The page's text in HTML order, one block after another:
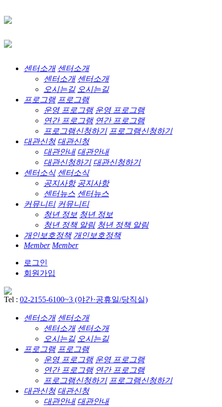
센터소개 센터소개
센터소개 센터소개
오시는길 오시는길
프로그램 프로그램
운영 프로그램 운영 프로그램
연간 프로그램 연간 프로그램
프로그램신청하기 프로그램신청하기
대관신청 대관신청
대관안내 대관안내
대관신청하기 대관신청하기
센터소식 센터소식
공지사항 공지사항
센터뉴스 센터뉴스
커뮤니티 커뮤니티
청년 정보 청년 정보
청년 정책 알림 청년 정책 알림
개인보호정책 개인보호정책
Member Member
로그인
회원가입
Tel : 02-2155-6100~3 (야간·공휴일/당직실)
센터소개 센터소개
센터소개 센터소개
오시는길 오시는길
프로그램 프로그램
운영 프로그램 운영 프로그램
연간 프로그램 연간 프로그램
프로그램신청하기 프로그램신청하기
대관신청 대관신청
대관안내 대관안내